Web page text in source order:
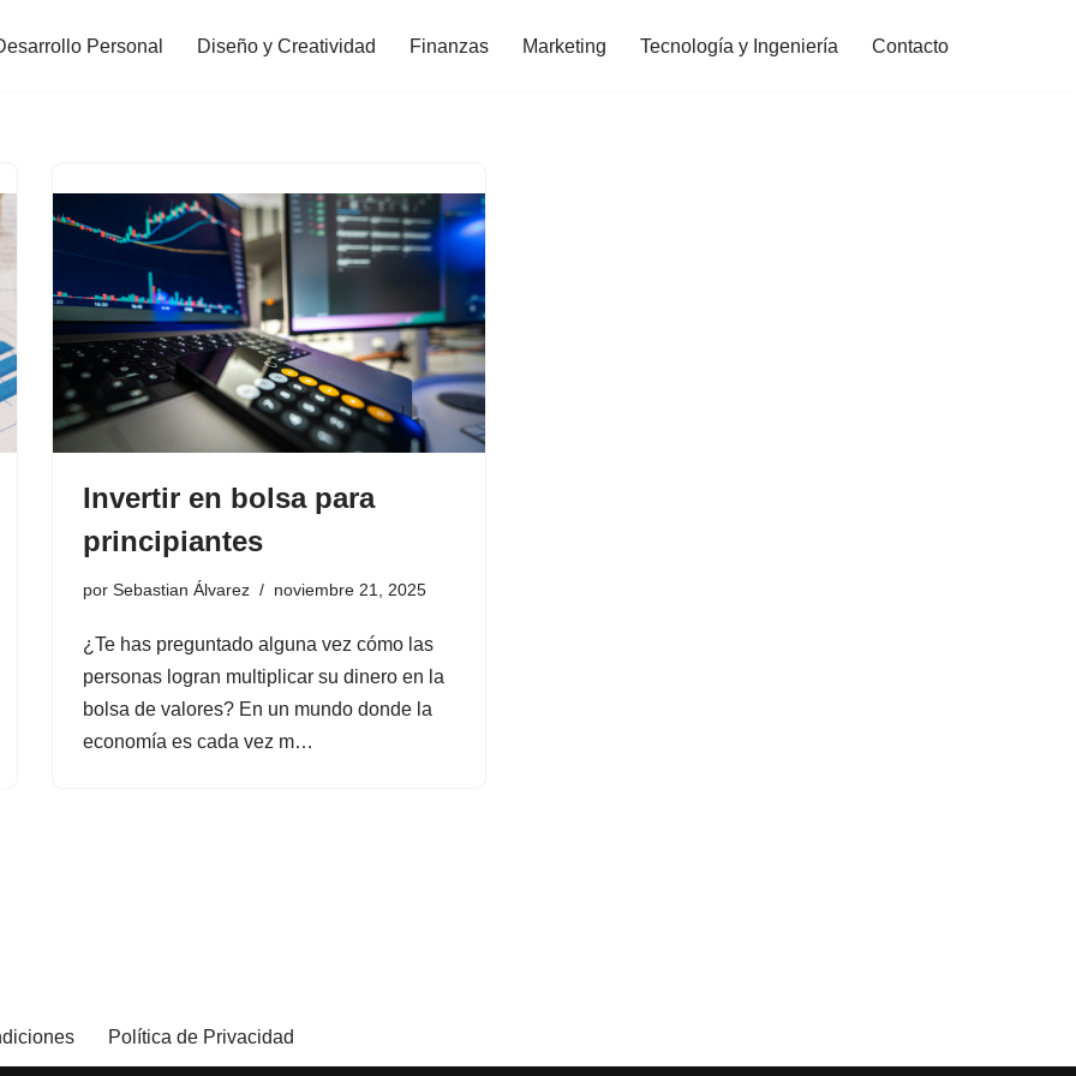
Personal Diseño y Creatividad Finanzas Marketing Tecnología y Ingeniería Contacto
Invertir en bolsa para
principiantes
por Sebastian Álvarez noviembre 21, 2025
¿Te has preguntado alguna vez cómo las
personas logran multiplicar su dinero en la
bolsa de valores? En un mundo donde la
economía es cada vez m…
Política de Privacidad